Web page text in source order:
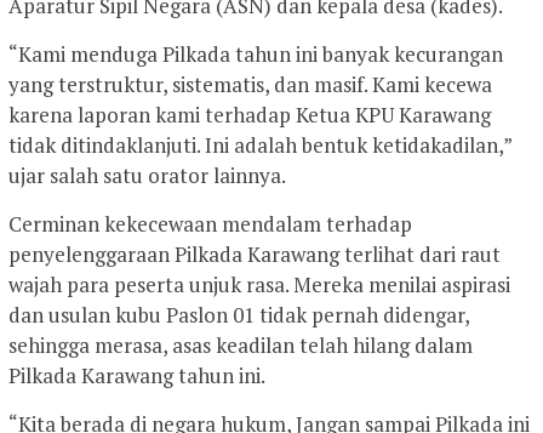
Aparatur Sipil Negara (ASN) dan kepala desa (kades).
“Kami menduga Pilkada tahun ini banyak kecurangan
yang terstruktur, sistematis, dan masif. Kami kecewa
karena laporan kami terhadap Ketua KPU Karawang
tidak ditindaklanjuti. Ini adalah bentuk ketidakadilan,”
ujar salah satu orator lainnya.
Cerminan kekecewaan mendalam terhadap
penyelenggaraan Pilkada Karawang terlihat dari raut
wajah para peserta unjuk rasa. Mereka menilai aspirasi
dan usulan kubu Paslon 01 tidak pernah didengar,
sehingga merasa, asas keadilan telah hilang dalam
Pilkada Karawang tahun ini.
“Kita berada di negara hukum, Jangan sampai Pilkada ini